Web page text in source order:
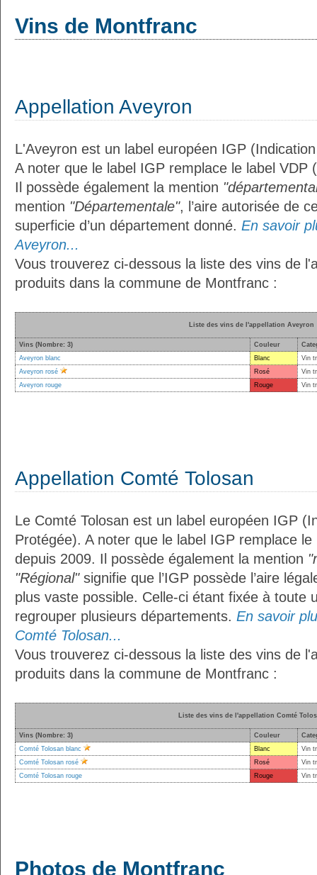
Vins de Montfranc
Appellation Aveyron
L'Aveyron est un label européen IGP
A noter que le label IGP remplace le label VDP
Il possède également la mention
mention "Départementale", l’aire autorisée de
superficie d’un département donné. En savoir
Aveyron...
Vous trouverez ci-dessous la liste des vins de
produits dans la commune de Montfranc :
Liste des vins de l'appellation Aveyron
Vins (Nombre: 3) Couleur
Aveyron blanc
Blanc
Vin
Aveyron rosé
Rosé
Vin
Aveyron rouge
Rouge Vin
Appellation Comté Tolosan
Le Comté Tolosan est un label européen IGP
Protégée). A noter que le label IGP remplace
depuis 2009. Il possède également la mention
"Régional"signifie que l’IGP possède l’aire
plus vaste possible. Celle-ci étant fixée à toute
regrouper plusieurs départements. En savoir
Comté Tolosan...
Vous trouverez ci-dessous la liste des vins de
produits dans la commune de Montfranc :
Liste des vins de l'appellation Comté
Vins (Nombre: 3) Couleur
Comté Tolosan blanc
Blanc
Vin
Comté Tolosan rosé
Rosé
Vin
Comté Tolosan rouge
Rouge Vin
Photos de Montfranc